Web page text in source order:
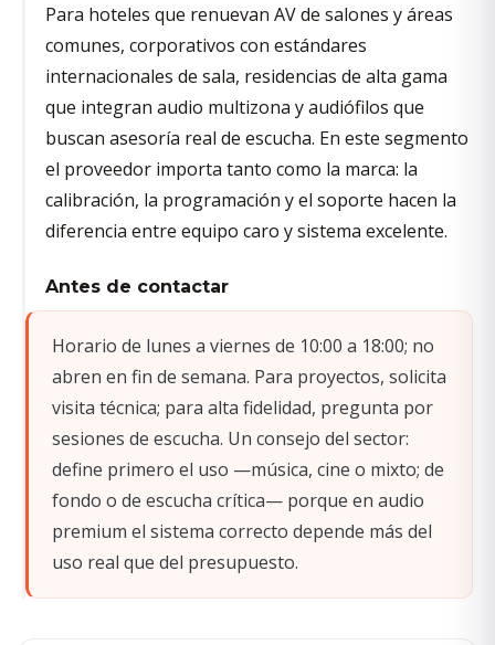
Para hoteles que renuevan AV de salones y áreas
comunes, corporativos con estándares
internacionales de sala, residencias de alta gama
que integran audio multizona y audiófilos que
buscan asesoría real de escucha. En este segmento
el proveedor importa tanto como la marca: la
calibración, la programación y el soporte hacen la
diferencia entre equipo caro y sistema excelente.
Antes de contactar
Horario de lunes a viernes de 10:00 a 18:00; no
abren en fin de semana. Para proyectos, solicita
visita técnica; para alta fidelidad, pregunta por
sesiones de escucha. Un consejo del sector:
define primero el uso —música, cine o mixto; de
fondo o de escucha crítica— porque en audio
premium el sistema correcto depende más del
uso real que del presupuesto.